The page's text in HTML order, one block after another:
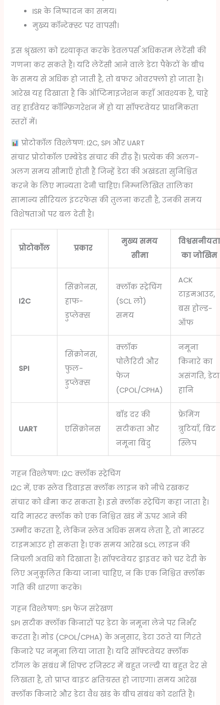
ISR के निष्पादन का समय।
मुख्य कॉन्टेक्स्ट पर वापसी।
इस श्रृंखला को दृश्याकृत करके डेवलपर्स अधिकतम लेटेंसी की
गणना कर सकते हैं। यदि लेटेंसी आने वाले डेटा पैकेटों के बीच
के समय से अधिक हो जाती है, तो बफर ओवरफ्लो हो जाता है।
आरेख यह दिखाता है कि ऑप्टिमाइजेशन कहाँ आवश्यक है, चाहे
वह हार्डवेयर कॉन्फ़िगरेशन में हो या सॉफ्टवेयर प्राथमिकता
स्तरों में।
प्रोटोकॉल विश्लेषण: I2C, SPI और UART
संचार प्रोटोकॉल एम्बेडेड संचार की रीढ़ हैं। प्रत्येक की अलग-
अलग समय सीमाएँ होती हैं जिन्हें डेटा की अखंडता सुनिश्चित
करने के लिए मान्यता देनी चाहिए। निम्नलिखित तालिका
सामान्य सीरियल इंटरफेस की तुलना करती है, उनकी समय
विशेषताओं पर बल देती है।
प्रोटोकॉल प्रकार
मुख्य समय
सीमा
विश्वसनीयता
का जोखिम
I2C
सिंक्रोनस,
हाफ-
डुप्लेक्स
क्लॉक स्ट्रेचिंग
(SCL लो)
समय
ACK
टाइमआउट,
बस होल्ड-
ऑफ
SPI
सिंक्रोनस,
फुल-
डुप्लेक्स
क्लॉक
पोलैरिटी और
फेज
(CPOL/CPHA)
नमूना
किनारे का
असंगति, डेटा
हानि
UART एसिंक्रोनस
बॉड दर की
सटीकता और
नमूना बिंदु
फ्रेमिंग
त्रुटियाँ, बिट
स्लिप
गहन विश्लेषण: I2C क्लॉक स्ट्रेचिंग
I2C में, एक स्लेव डिवाइस क्लॉक लाइन को नीचे रखकर
संचार को धीमा कर सकता है। इसे क्लॉक स्ट्रेचिंग कहा जाता है।
यदि मास्टर क्लॉक को एक निश्चित खंड में ऊपर आने की
उम्मीद करता है, लेकिन स्लेव अधिक समय लेता है, तो मास्टर
टाइमआउट हो सकता है। एक समय आरेख SCL लाइन की
निचली अवधि को दिखाता है। सॉफ्टवेयर ड्राइवर को चर देरी के
लिए अनुकूलित किया जाना चाहिए, न कि एक निश्चित क्लॉक
गति की धारणा करके।
गहन विश्लेषण: SPI फेज संरेखण
SPI सटीक क्लॉक किनारों पर डेटा के नमूना लेने पर निर्भर
करता है। मोड (CPOL/CPHA) के अनुसार, डेटा उठते या गिरते
किनारे पर नमूना लिया जाता है। यदि सॉफ्टवेयर क्लॉक
टॉगल के संबंध में शिफ्ट रजिस्टर में बहुत जल्दी या बहुत देर से
लिखता है, तो प्राप्त बाइट क्षतिग्रस्त हो जाएगा। समय आरेख
क्लॉक किनारे और डेटा वैध खंड के बीच संबंध को दर्शाते हैं।